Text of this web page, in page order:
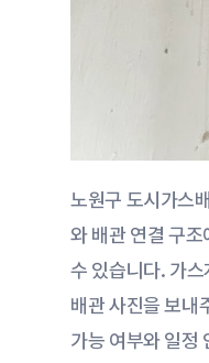
노원구 도시가스
와 배관 연결 구조
수 있습니다. 가
배관 사진을 보내
가능 여부와 일정